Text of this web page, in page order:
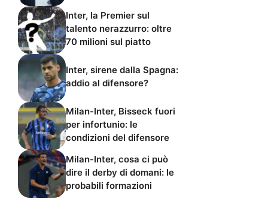
Inter, la Premier sul
talento nerazzurro: oltre
70 milioni sul piatto
Inter, sirene dalla Spagna:
addio al difensore?
Milan-Inter, Bisseck fuori
per infortunio: le
condizioni del difensore
Milan-Inter, cosa ci può
dire il derby di domani: le
probabili formazioni